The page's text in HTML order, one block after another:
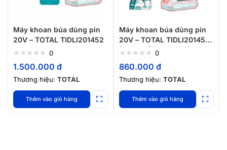
Máy khoan búa dùng pin
20V – TOTAL TIDLI201452
0
1.500.000 đ
Thương hiệu: TOTAL
Thêm vào giỏ hàng
Máy khoan búa dùng pin
20V – TOTAL TIDLI201455
(Chưa gồm pin và sạc)
0
860.000 đ
Thương hiệu: TOTAL
Thêm vào giỏ hàng